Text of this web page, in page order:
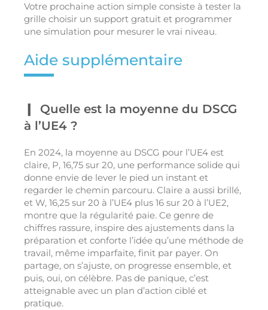
Votre prochaine action simple consiste à tester la
grille choisir un support gratuit et programmer
une simulation pour mesurer le vrai niveau.
Aide supplémentaire
Quelle est la moyenne du DSCG
à l’UE4 ?
En 2024, la moyenne au DSCG pour l’UE4 est
claire, P, 16,75 sur 20, une performance solide qui
donne envie de lever le pied un instant et
regarder le chemin parcouru. Claire a aussi brillé,
et W, 16,25 sur 20 à l’UE4 plus 16 sur 20 à l’UE2,
montre que la régularité paie. Ce genre de
chiffres rassure, inspire des ajustements dans la
préparation et conforte l’idée qu’une méthode de
travail, même imparfaite, finit par payer. On
partage, on s’ajuste, on progresse ensemble, et
puis, oui, on célèbre. Pas de panique, c’est
atteignable avec un plan d’action ciblé et
pratique.